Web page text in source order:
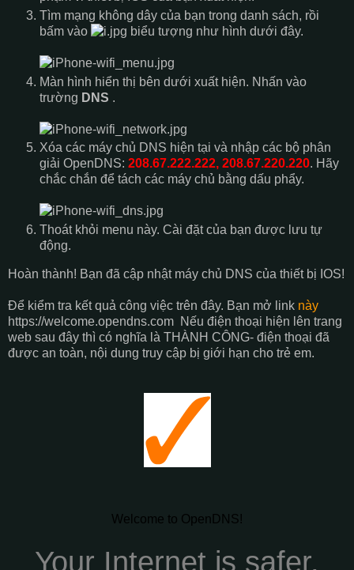
Tìm mạng không dây của bạn trong danh sách, rồi
bấm vào
biểu tượng như hình dưới đây.
Màn hình hiển thị bên dưới xuất hiện. Nhấn vào
trường DNS .
Xóa các máy chủ DNS hiện tại và nhập các bộ phân
giải OpenDNS: 208.67.222.222, 208.67.220.220. Hãy
chắc chắn để tách các máy chủ bằng dấu phẩy.
Thoát khỏi menu này. Cài đặt của bạn được lưu tự
động.
Hoàn thành! Bạn đã cập nhật máy chủ DNS của thiết bị IOS!
Để kiểm tra kết quả công việc trên đây. Bạn mở link này
https://welcome.opendns.com Nếu điện thoại hiện lên trang
web sau đây thì có nghĩa là THÀNH CÔNG- điện thoại đã
được an toàn, nội dung truy cập bị giới hạn cho trẻ em.
Welcome to OpenDNS!
Your Internet is safer,